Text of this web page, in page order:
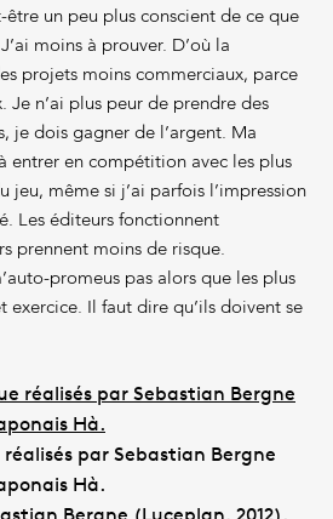
être un peu plus conscient de ce que
moins à prouver. D’où la
projets moins commerciaux, parce
Je n’ai plus peur de prendre des
je dois gagner de l’argent. Ma
entrer en compétition avec les plus
jeu, même si j’ai parfois l’impression
Les éditeurs fonctionnent
prennent moins de risque.
promeus pas alors que les plus
exercice. Il faut dire qu’ils doivent se
par Sebastian Bergne
Hà.